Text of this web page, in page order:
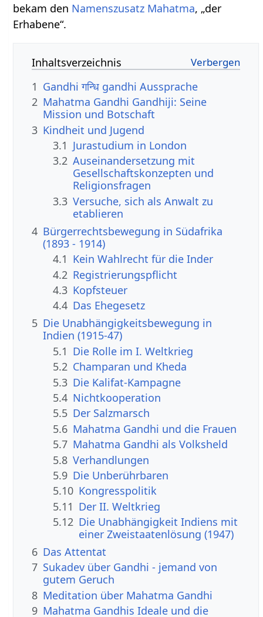
bekam den Namenszusatz Mahatma, „der
Erhabene“.
Inhaltsverzeichnis
1 Gandhi गन्धि gandhi Aussprache
2 Mahatma Gandhi Gandhiji: Seine
Mission und Botschaft
3 Kindheit und Jugend
3.1 Jurastudium in London
3.2 Auseinandersetzung mit
Gesellschaftskonzepten und
Religionsfragen
3.3 Versuche, sich als Anwalt zu
etablieren
4 Bürgerrechtsbewegung in Südafrika
(1893 - 1914)
4.1 Kein Wahlrecht für die Inder
4.2 Registrierungspflicht
4.3 Kopfsteuer
4.4 Das Ehegesetz
5 Die Unabhängigkeitsbewegung in
Indien (1915-47)
5.1 Die Rolle im I. Weltkrieg
5.2 Champaran und Kheda
5.3 Die Kalifat-Kampagne
5.4 Nichtkooperation
5.5 Der Salzmarsch
5.6 Mahatma Gandhi und die Frauen
5.7 Mahatma Gandhi als Volksheld
5.8 Verhandlungen
5.9 Die Unberührbaren
5.10 Kongresspolitik
5.11 Der II. Weltkrieg
5.12 Die Unabhängigkeit Indiens mit
einer Zweistaatenlösung (1947)
6 Das Attentat
7 Sukadev über Gandhi - jemand von
gutem Geruch
8 Meditation über Mahatma Gandhi
9 Mahatma Gandhis Ideale und die